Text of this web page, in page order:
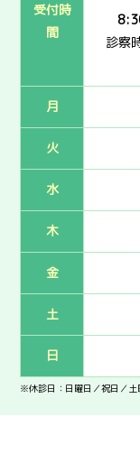
受付時
間
診察
月
火
水
木
金
土
日
※休診日：日曜日／祝日／